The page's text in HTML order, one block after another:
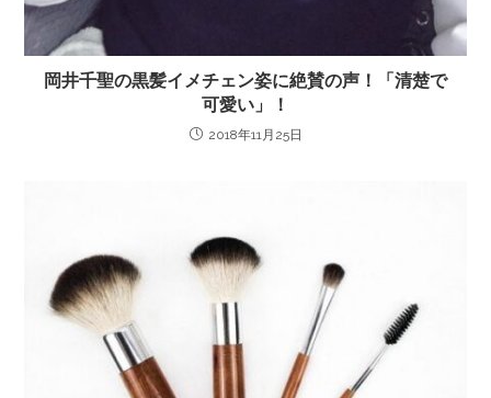
岡井千聖の黒髪イメチェン姿に絶賛の声！「清楚で
可愛い」！
2018年11月25日